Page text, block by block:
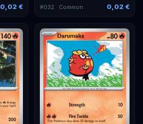
0,02 € #032 · Common 0,02 €